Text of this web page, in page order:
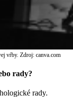
vŕby. Zdroj: canva.com​
rady?
rady.